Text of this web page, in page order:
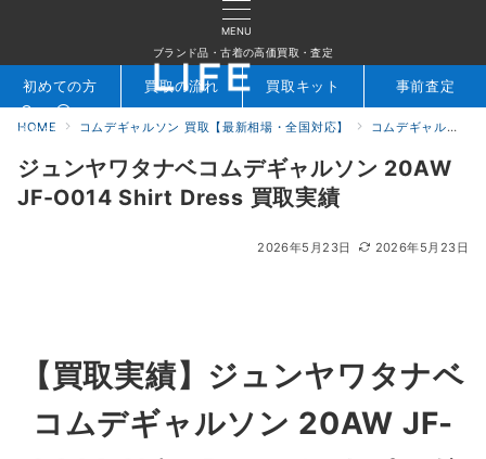
MENU
ブランド品・古着の高価買取・査定
検索 お問合せ
初めての方 買取の流れ 買取キット 事前査定
HOME コムデギャルソン 買取【最新相場・全国対応】 コムデギャルソン買取実績｜ブランド古着専門店LIFE
ジュンヤワタナベコムデギャルソン 20AW
JF-O014 Shirt Dress 買取実績
2026年5月23日 2026年5月23日
【買取実績】 ジュンヤワタナベ
コムデギャルソン 20AW JF-